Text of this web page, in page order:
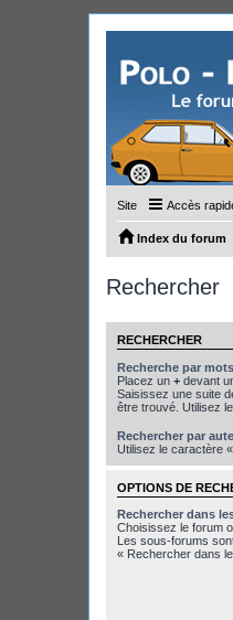
Site Accès
Index du forum
Rechercher
RECHERCHER
Recherche par
Placez un + devant
Saisissez une suite
être trouvé. Utilisez
Rechercher par
Utilisez le caractère
OPTIONS DE
Rechercher dans
Choisissez le forum
Les sous-forums
« Rechercher dans